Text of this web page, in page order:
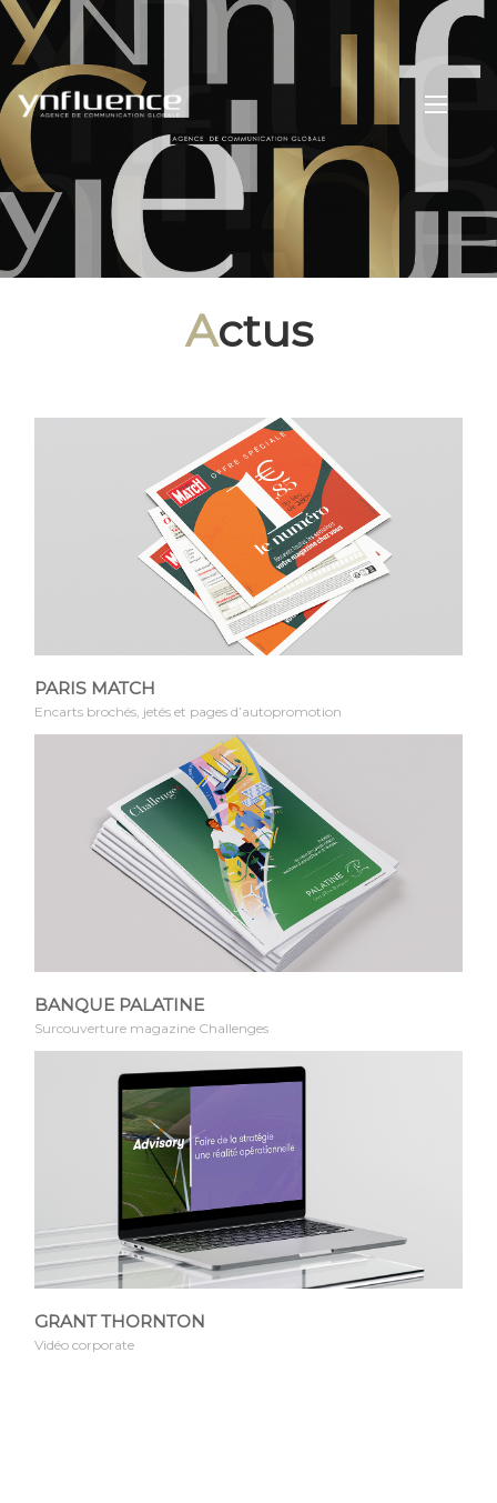
Actus
PARIS MATCH
Encarts brochés, jetés et pages d’autopromotion
BANQUE PALATINE
Surcouverture magazine Challenges
GRANT THORNTON
Vidéo corporate